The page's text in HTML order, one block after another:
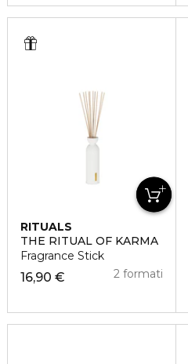
RITUALS
THE RITUAL OF KARMA
Fragrance Stick
16,90 € 2 formati